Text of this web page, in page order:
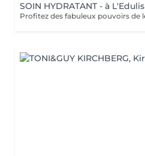
SOIN HYDRATANT - à L'Edulis